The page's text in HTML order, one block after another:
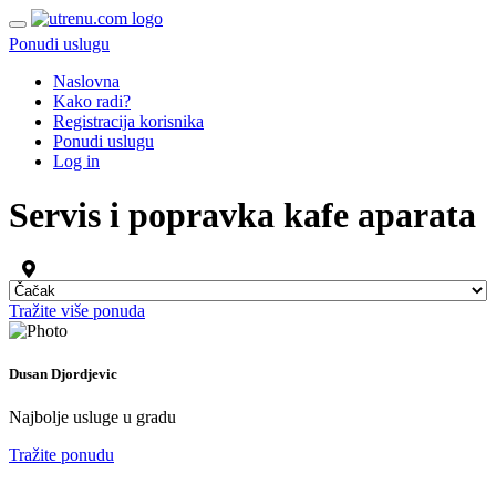
Ponudi uslugu
Naslovna
Kako radi?
Registracija korisnika
Ponudi uslugu
Log in
Servis i popravka kafe aparata
Tražite više ponuda
Dusan Djordjevic
Najbolje usluge u gradu
Tražite ponudu